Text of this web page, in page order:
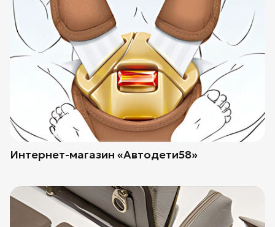
Интернет-магазин «Автодети58»